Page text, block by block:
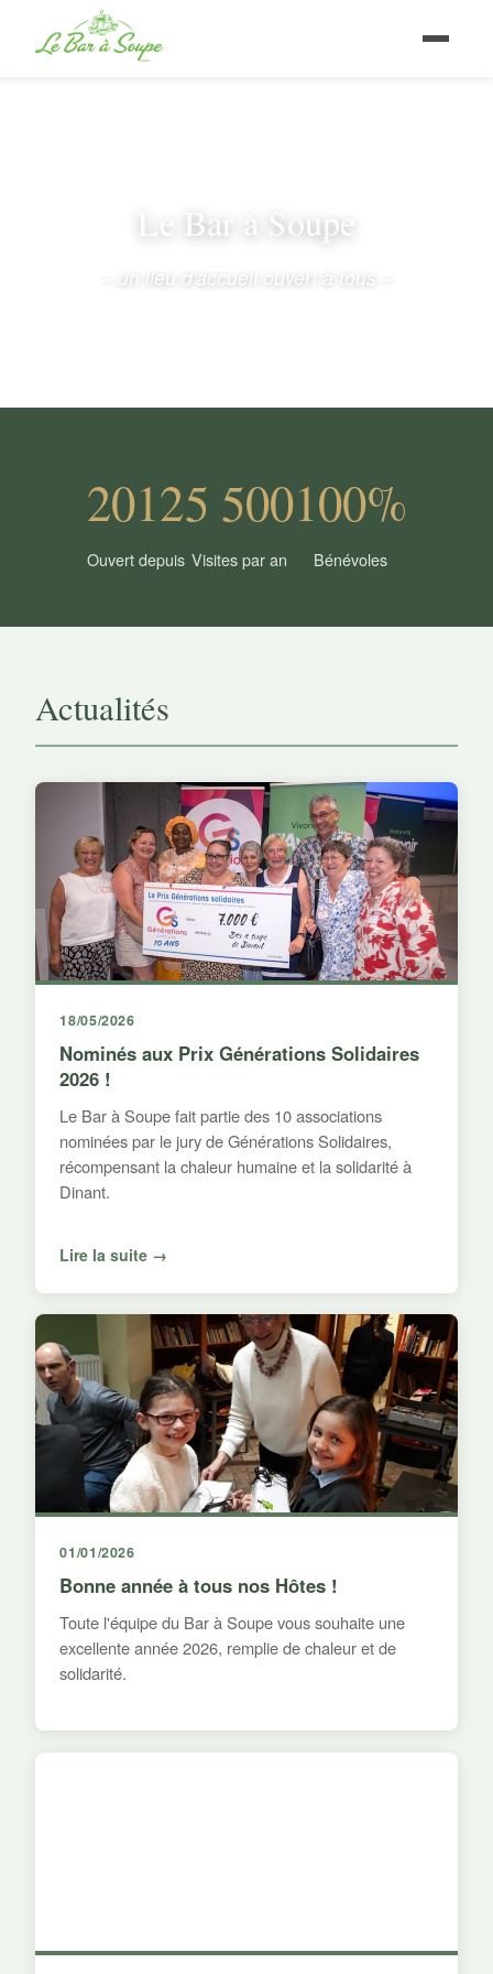
Le Bar à Soupe
– un lieu d'accueil ouvert à tous –
2012
Ouvert depuis
5 500
Visites par an
100%
Bénévoles
Actualités
18/05/2026
Nominés aux Prix Générations Solidaires
2026 !
Le Bar à Soupe fait partie des 10 associations
nominées par le jury de Générations Solidaires,
récompensant la chaleur humaine et la solidarité à
Dinant.
Lire la suite →
01/01/2026
Bonne année à tous nos Hôtes !
Toute l'équipe du Bar à Soupe vous souhaite une
excellente année 2026, remplie de chaleur et de
solidarité.